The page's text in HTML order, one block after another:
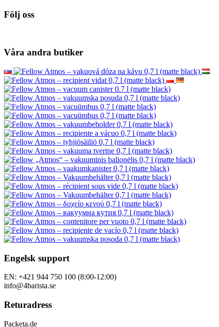
Följ oss
Våra andra butiker
Engelsk support
EN: +421 944 750 100 (8:00-12:00)
info@4barista.se
Returadress
Packeta.de